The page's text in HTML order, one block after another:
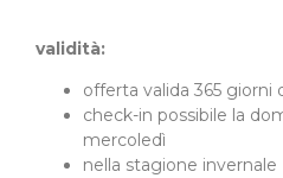
validità:
offerta valida 365 giorni
check-in possibile la
mercoledì
nella stagione invernale